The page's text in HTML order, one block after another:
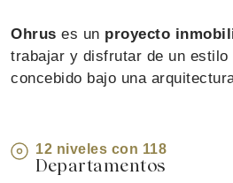
Ohrus es un proyecto
trabajar y disfrutar de un
concebido bajo una
12 niveles con 118
Departamentos